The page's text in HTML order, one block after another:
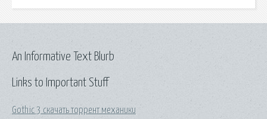
Links to Important Stuff
Gothic 3 скачать торрент механики
An Informative Text Blurb